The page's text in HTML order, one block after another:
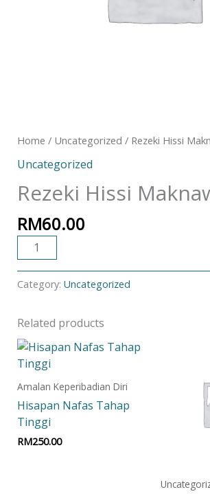
Home / Uncategorized / Rezeki Hissi
Uncategorized
Rezeki Hissi
RM60.00
Category: Uncategorized
Related products
Amalan Keperibadian Diri
Hisapan Nafas Tahap
Tinggi
RM250.00